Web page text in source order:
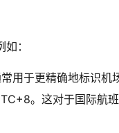
：
用于更精确地标识机
。这对于国际航